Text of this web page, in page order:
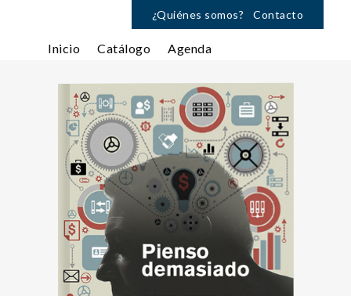
¿Quiénes somos? Contacto
Inicio Catálogo Agenda